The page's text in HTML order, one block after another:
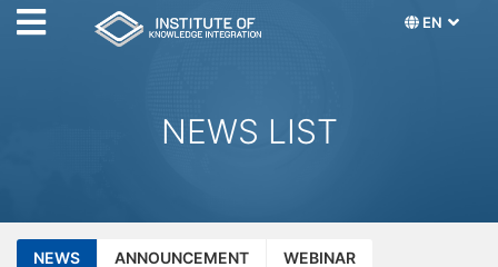
EN
NEWS LIST
NEWS ANNOUNCEMENT WEBINAR